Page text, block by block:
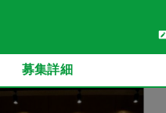
募集詳細